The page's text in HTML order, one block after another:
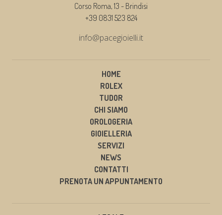
Corso Roma, 13 - Brindisi
+39 0831 523 824
info@pacegioielli.it
HOME
ROLEX
TUDOR
CHI SIAMO
OROLOGERIA
GIOIELLERIA
SERVIZI
NEWS
CONTATTI
PRENOTA UN APPUNTAMENTO